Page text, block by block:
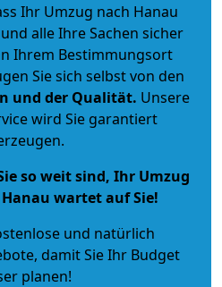
Ihr Umzug nach Hanau
alle Ihre Sachen sicher
Ihrem Bestimmungsort
Sie sich selbst von den
und der Qualität. Unsere
wird Sie garantiert
so weit sind, Ihr Umzug
wartet auf Sie!
und natürlich
, damit Sie Ihr Budget
planen!